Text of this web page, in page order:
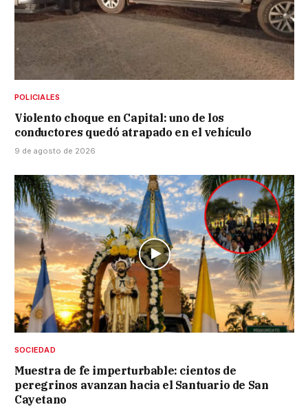
POLICIALES
Violento choque en Capital: uno de los
conductores quedó atrapado en el vehículo
9 de agosto de 2026
SOCIEDAD
Muestra de fe imperturbable: cientos de
peregrinos avanzan hacia el Santuario de San
Cayetano